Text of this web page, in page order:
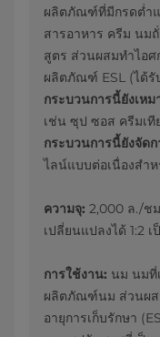
ผลิตภัณฑ์ที่มีกรดต่ำ
สารอาหาร ครีม นม
สูตร ส่วนผสมทำไอ
ผลิตภัณฑ์ ESL (ได้รั
กระบวนการนี้ยังเห
เช่น ซุป ซอส ครีมเที
กระบวนการนี้ยังจัด
ไลน์แบบต่อเนื่องสำ
ความจุ: 2,000 ล./ช
เปลี่ยนแปลงได้ 1:2
การใช้งาน: นม นมที่
ผลิตภัณฑ์นม ส่วนผส
อายุการเก็บรักษา